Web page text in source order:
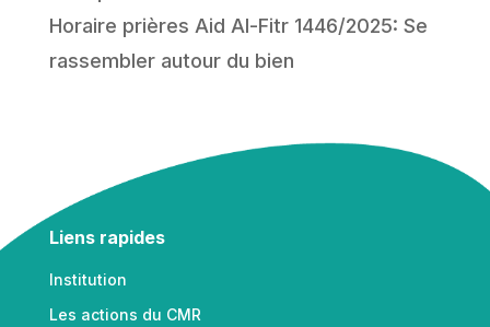
Horaire prières Aid Al-Fitr 1446/2025: Se
rassembler autour du bien
Liens rapides
Institution
Les actions du CMR